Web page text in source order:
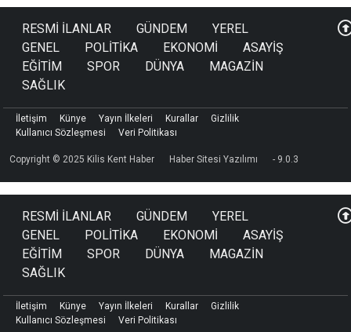
RESMİ İLANLAR GÜNDEM
YEREL
GENEL
POLİTİKA EKONOMİ
ASAYİŞ
EĞİTİM
SPOR DÜNYA
MAGAZİN
SAĞLIK
Copyright © 2025 Kilis Kent Haber Haber Sitesi Yazılımı - 9.0.3
İletişim Künye Yayın İlkeleri Kurallar
Gizlilik
Kullanıcı Sözleşmesi
Veri Politikası
RESMİ İLANLAR GÜNDEM
YEREL
GENEL
POLİTİKA EKONOMİ
ASAYİŞ
EĞİTİM
SPOR DÜNYA
MAGAZİN
SAĞLIK
İletişim Künye Yayın İlkeleri Kurallar
Gizlilik
Kullanıcı Sözleşmesi
Veri Politikası